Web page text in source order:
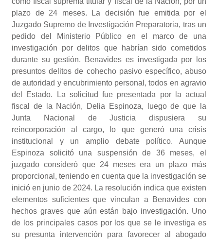
plazo de 24 meses. La decisión fue emitida por el
Juzgado Supremo de Investigación Preparatoria, tras un
pedido del Ministerio Público en el marco de una
investigación por delitos que habrían sido cometidos
durante su gestión. Benavides es investigada por los
presuntos delitos de cohecho pasivo específico, abuso
de autoridad y encubrimiento personal, todos en agravio
del Estado. La solicitud fue presentada por la actual
fiscal de la Nación, Delia Espinoza, luego de que la
Junta Nacional de Justicia dispusiera su
reincorporación al cargo, lo que generó una crisis
institucional y un amplio debate político. Aunque
Espinoza solicitó una suspensión de 36 meses, el
juzgado consideró que 24 meses era un plazo más
proporcional, teniendo en cuenta que la investigación se
inició en junio de 2024. La resolución indica que existen
elementos suficientes que vinculan a Benavides con
hechos graves que aún están bajo investigación. Uno
de los principales casos por los que se le investiga es
su presunta intervención para favorecer al abogado